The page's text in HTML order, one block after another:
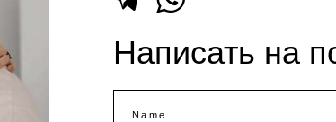
Написать на
Name